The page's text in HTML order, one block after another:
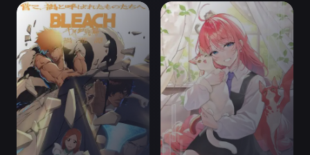
Ver Bleach: Sennen Kessen-hen - Kashin-tan 3
Ver Neko to Ryuu 7